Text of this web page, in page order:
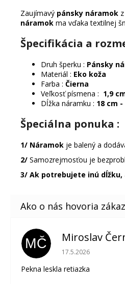
Zaujímavý pánsky náramok
náramok ma vďaka textilnej
Špecifikácia a
Druh šperku : Pánsky
Materiál : Eko koža
Farba : Čierna
Veľkosť písmena : 1,9
Dĺžka náramku : 18 cm
Špeciálna ponuka :
1/ Náramok je balený a
2/ Samozrejmosťou je
3/ Ak potrebujete inú dĺžku,
MČ Miroslav
Hodnotenie
17.5.2026
Pekna leskla retiazka